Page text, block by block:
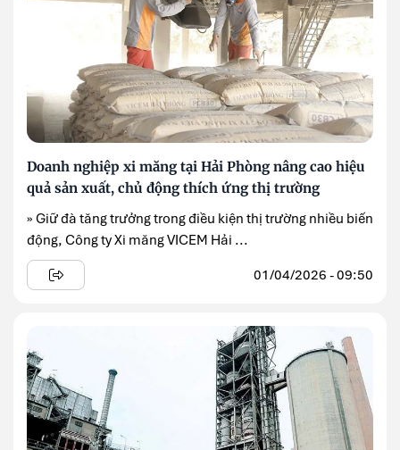
Doanh nghiệp xi măng tại Hải Phòng nâng cao hiệu
quả sản xuất, chủ động thích ứng thị trường
» Giữ đà tăng trưởng trong điều kiện thị trường nhiều biến
động, Công ty Xi măng VICEM Hải ...
01/04/2026 - 09:50